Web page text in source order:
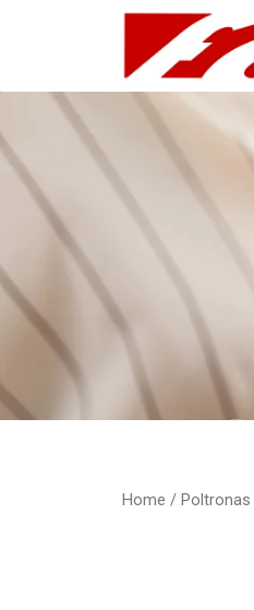
Home / Poltronas